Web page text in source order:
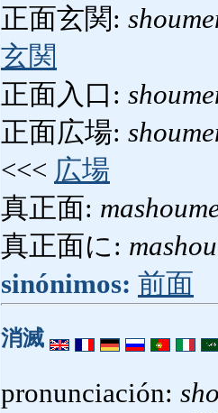
正面玄関:
玄関
正面入口:
正面広場:
<<< 広場
真正面:
真正面に:
sinónimos: 前面
消滅
pronunciación: